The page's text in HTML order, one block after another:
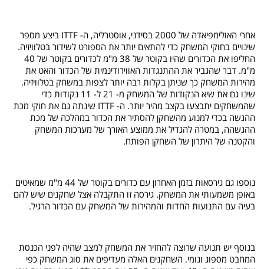
אחרי האולימפיאדה של 2000 בסידני, אוסטרליה, ה- ITTF ביצע מספר
שינויים בחוקי המשחק כדי להתאים יותר את הספורט לשידור בטלוויזיה.
החליפו את הכדורים שהיו בקוטר של 38 מ"מ לכדורים בקוטר של 40
מ"מ. דבר שהגביר את ההתנגדות האווירודינמית של הכדור והאט את
מהירות המשחק כך שניתן בקלות רבה יותר לצפות במשחק בטלוויזיה.
שינו גם את שיא הנקודות של המשחק מ- 21 ל- 11 נקודות כדי
שהמשחקים יתבצעו בקצב מהיר יותר. ה- ITTF שינתה גם את חוקי מכת
ההגשה בכדי למנוע מהשחקן להסתיר את הכדור במהלכה של מכת
ההגשהה, במטרה להגדיל את ממוצע האורך של מערכות המשחק
והקטנה של היתרון של השחקן הפותח.
נוספו גם גירסאות בזמן האחרון עם כדורים בקוטר של 44 מ"מ שמאיטים
באופן משמעותי את המשחק. גירסה זו התקבלה אצל שחקנים שיש להם
בעיה עם התנועות החדות והמהירות של המשחק עם הכדור הרגיל.
בנוסף יש תנועה שרוצה להחזיר את המשחק למצב שהיה לפני הכנסת
המחבט מספוג וגומי. השחקנים האלה מעדיפים את סוג המשחק כפי